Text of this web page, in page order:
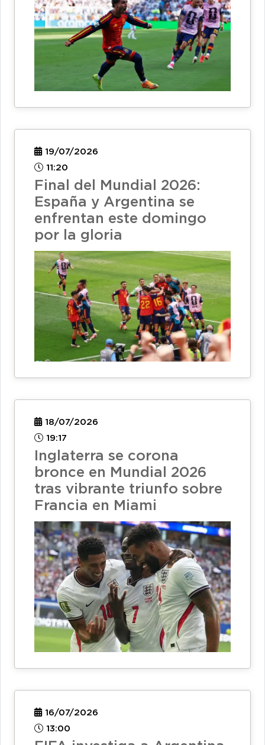
19/07/2026
11:20
Final del Mundial 2026:
España y Argentina se
enfrentan este domingo
por la gloria
18/07/2026
19:17
Inglaterra se corona
bronce en Mundial 2026
tras vibrante triunfo sobre
Francia en Miami
16/07/2026
13:00